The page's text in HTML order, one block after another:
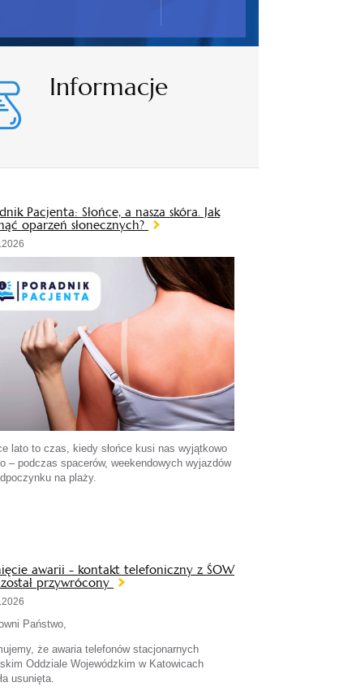
Informacje
Pacjenta: Słońce, a nasza skóra. Jak
oparzeń słonecznych?
lato to czas, kiedy słońce kusi nas wyjątkowo
– podczas spacerów, weekendowych wyjazdów
na plaży.
awarii - kontakt telefoniczny z ŚOW
przywrócony
Państwo,
że awaria telefonów stacjonarnych
Oddziale Wojewódzkim w Katowicach
usunięta.